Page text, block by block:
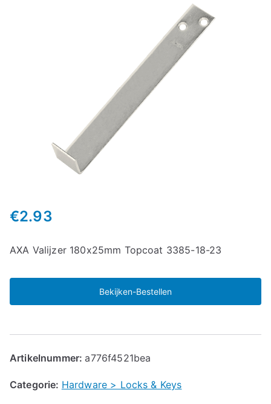
€2.93
AXA Valijzer 180x25mm Topcoat 3385-18-23
Bekijken-Bestellen
Artikelnummer:a776f4521bea
Categorie: Hardware > Locks & Keys